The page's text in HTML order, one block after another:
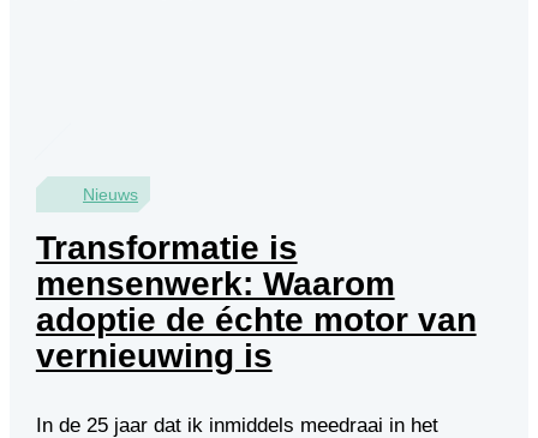
Nieuws
Transformatie is
mensenwerk: Waarom
adoptie de échte motor van
vernieuwing is
In de 25 jaar dat ik inmiddels meedraai in het